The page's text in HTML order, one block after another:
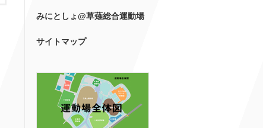
みにとしょ@草薙総合運動場
サイトマップ